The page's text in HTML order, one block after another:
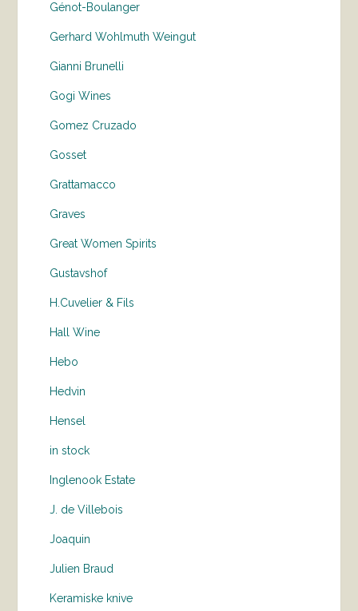
Génot-Boulanger
Gerhard Wohlmuth Weingut
Gianni Brunelli
Gogi Wines
Gomez Cruzado
Gosset
Grattamacco
Graves
Great Women Spirits
Gustavshof
H.Cuvelier & Fils
Hall Wine
Hebo
Hedvin
Hensel
in stock
Inglenook Estate
J. de Villebois
Joaquin
Julien Braud
Keramiske knive